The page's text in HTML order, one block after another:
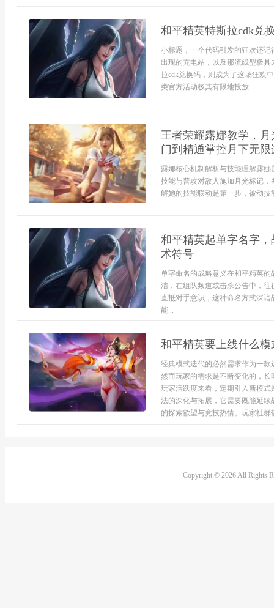
和平精英特斯拉cdk兑
小标题，一个代码引发的狂欢还
出现的充电站，以及那流线型极
拉cdk兑换码，则成为了这场狂欢
类官方活动极其有限地投放...
王者荣耀露娜教学，
门到精通掌控月下无限
露娜核心机制解析与技能理解露
技能与普攻对敌人施加月光标记
解她的技能联动是第一步，被动技
和平精英起单字名字
术符号
单字命名的战略意义在和平精英
洁，在组队频道或击杀公告中，
直抵对手意识，这种命名方式深
能...
和平精英要上线什么
经典模式迭代的必然需求作为一
然而玩家的需求是不断变化的，
玩家活跃度来看，定期引入新模
法的深化与拓展，它需要既能延
的探索欲望与竞技热情。玩家社群
Copyright © 2026 All Rights